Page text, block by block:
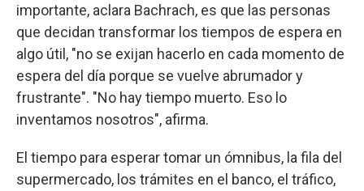
importante, aclara Bachrach, es que las personas
que decidan transformar los tiempos de espera en
algo útil, "no se exijan hacerlo en cada momento de
espera del día porque se vuelve abrumador y
frustrante". "No hay tiempo muerto. Eso lo
inventamos nosotros", afirma.
El tiempo para esperar tomar un ómnibus, la fila del
supermercado, los trámites en el banco, el tráfico,